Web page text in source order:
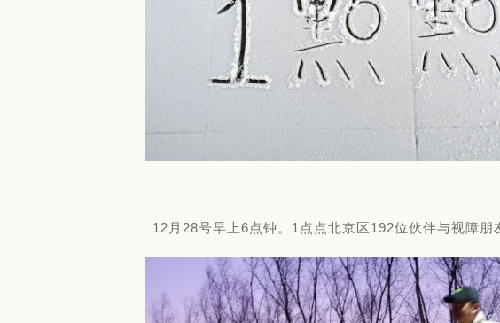
12月28号早上6点钟。1点点北京区192位伙伴与视障